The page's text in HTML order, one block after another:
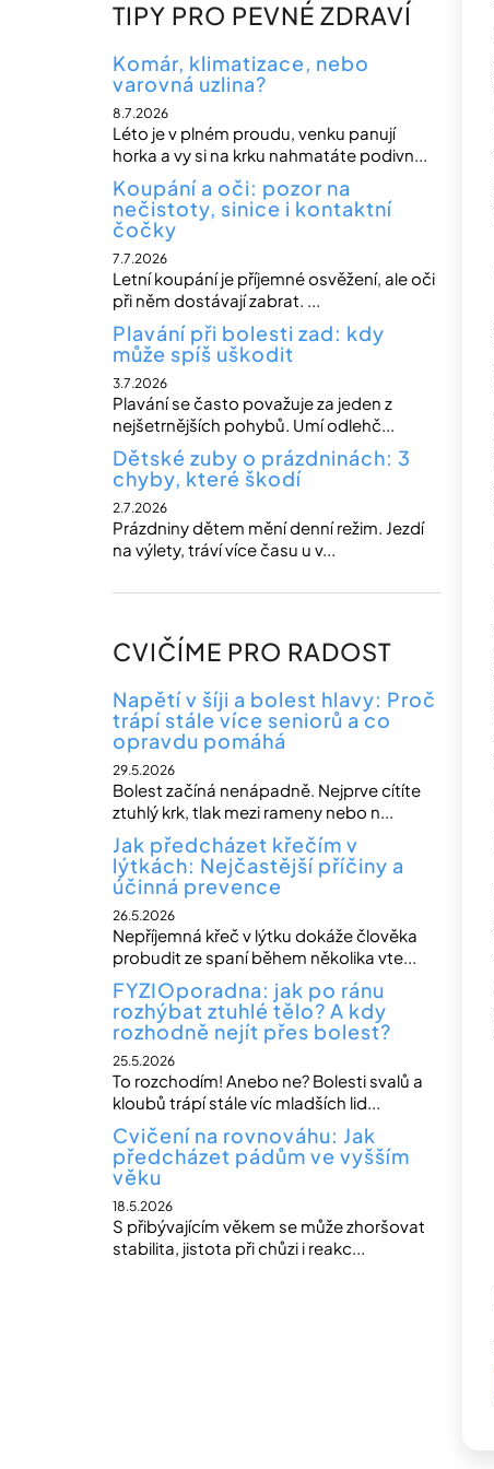
TIPY PRO PEVNÉ ZDRAVÍ
Komár, klimatizace, nebo
varovná uzlina?
8.7.2026
Léto je v plném proudu, venku panují
horka a vy si na krku nahmatáte podivn...
Koupání a oči: pozor na
nečistoty, sinice i kontaktní
čočky
7.7.2026
Letní koupání je příjemné osvěžení, ale oči
při něm dostávají zabrat. ...
Plavání při bolesti zad: kdy
může spíš uškodit
3.7.2026
Plavání se často považuje za jeden z
nejšetrnějších pohybů. Umí odlehč...
Dětské zuby o prázdninách: 3
chyby, které škodí
2.7.2026
Prázdniny dětem mění denní režim. Jezdí
na výlety, tráví více času u v...
CVIČÍME PRO RADOST
Napětí v šíji a bolest hlavy: Proč
trápí stále více seniorů a co
opravdu pomáhá
29.5.2026
Bolest začíná nenápadně. Nejprve cítíte
ztuhlý krk, tlak mezi rameny nebo n...
Jak předcházet křečím v
lýtkách: Nejčastější příčiny a
účinná prevence
26.5.2026
Nepříjemná křeč v lýtku dokáže člověka
probudit ze spaní během několika vte...
FYZIOporadna: jak po ránu
rozhýbat ztuhlé tělo? A kdy
rozhodně nejít přes bolest?
25.5.2026
To rozchodím! Anebo ne? Bolesti svalů a
kloubů trápí stále víc mladších lid...
Cvičení na rovnováhu: Jak
předcházet pádům ve vyšším
věku
18.5.2026
S přibývajícím věkem se může zhoršovat
stabilita, jistota při chůzi i reakc...